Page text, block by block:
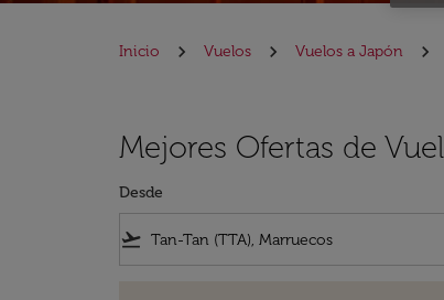
Inicio Vuelos Vuelos a Japón
Mejores Ofertas de
Desde
flight_takeoff